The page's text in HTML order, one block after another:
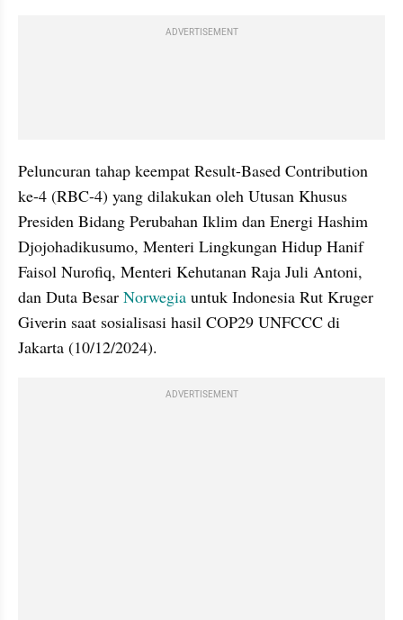
ADVERTISEMENT
Peluncuran tahap keempat Result-Based Contribution
ke-4 (RBC-4) yang dilakukan oleh Utusan Khusus
Presiden Bidang Perubahan Iklim dan Energi Hashim
Djojohadikusumo, Menteri Lingkungan Hidup Hanif
Faisol Nurofiq, Menteri Kehutanan Raja Juli Antoni,
dan Duta Besar Norwegia untuk Indonesia Rut Kruger
Giverin saat sosialisasi hasil COP29 UNFCCC di
Jakarta (10/12/2024).
ADVERTISEMENT